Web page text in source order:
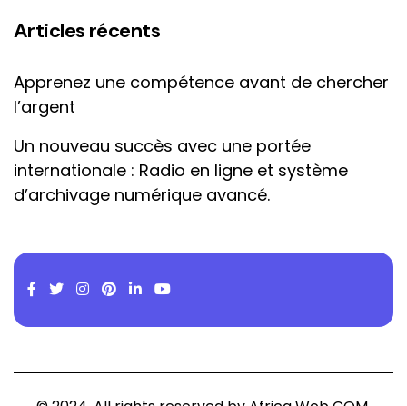
Articles récents
Apprenez une compétence avant de chercher
l’argent
Un nouveau succès avec une portée
internationale : Radio en ligne et système
d’archivage numérique avancé.